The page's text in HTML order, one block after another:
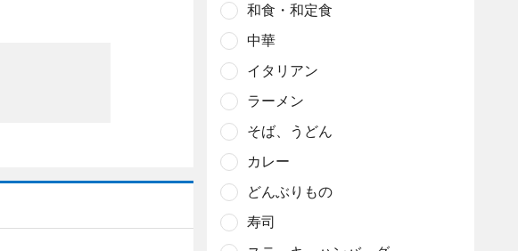
和食・和定食
中華
イタリアン
ラーメン
そば、うどん
カレー
どんぶりもの
寿司